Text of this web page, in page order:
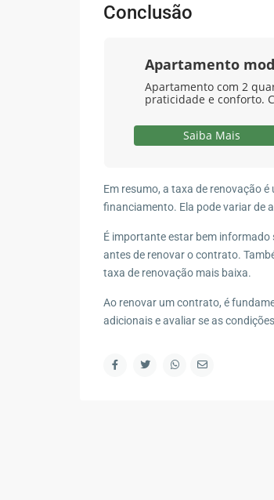
Conclusão
Apartamento
Apartamento com 2
praticidade e conforto.
Saiba Mais
Em resumo, a taxa de renovação
financiamento. Ela pode variar de
É importante estar bem
antes de renovar o contrato.
taxa de renovação mais baixa.
Ao renovar um contrato, é
adicionais e avaliar se as
R. Marape, 130 - Segredo,
(21) 98578-2335
(21) 98578-2335
Wagner Motta Imóveis